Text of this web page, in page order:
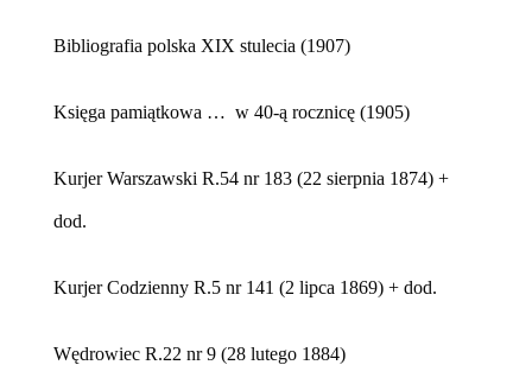
Bibliografia polska XIX stulecia (1907)
Księga pamiątkowa … w 40-ą rocznicę (1905)
Kurjer Warszawski R.54 nr 183 (22 sierpnia 1874) +
dod.
Kurjer Codzienny R.5 nr 141 (2 lipca 1869) + dod.
Wędrowiec R.22 nr 9 (28 lutego 1884)